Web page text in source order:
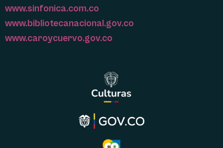
www.sinfonica.com.co
www.bibliotecanacional.gov.co
www.caroycuervo.gov.co